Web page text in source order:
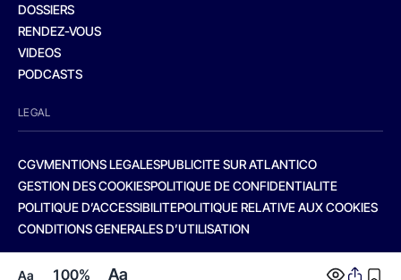
Aa 100% Aa
DOSSIERS
RENDEZ-VOUS
VIDEOS
PODCASTS
LEGAL
CGVMENTIONS LEGALESPUBLICITE SUR ATLANTICO
GESTION DES COOKIESPOLITIQUE DE CONFIDENTIALITE
POLITIQUE D’ACCESSIBILITEPOLITIQUE RELATIVE AUX COOKIES
CONDITIONS GENERALES D’UTILISATION